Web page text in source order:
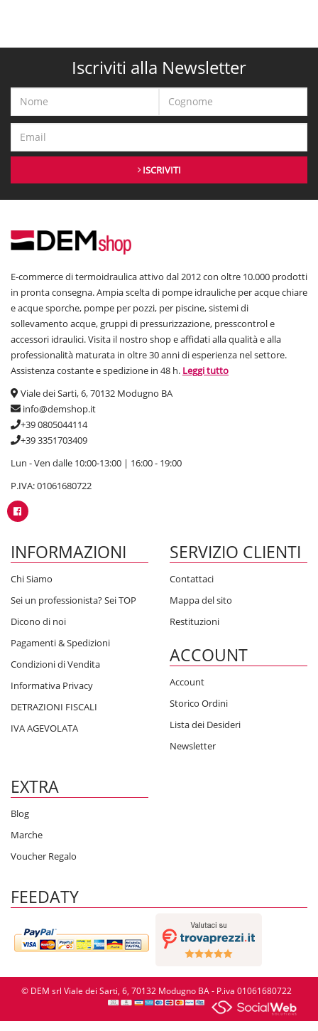
Iscriviti alla Newsletter
ISCRIVITI
E-commerce di termoidraulica attivo dal 2012 con oltre 10.000 prodotti
in pronta consegna. Ampia scelta di pompe idrauliche per acque chiare
e acque sporche, pompe per pozzi, per piscine, sistemi di
sollevamento acque, gruppi di pressurizzazione, presscontrol e
accessori idraulici. Visita il nostro shop e affidati alla qualità e alla
professionalità maturata in oltre 30 anni di esperienza nel settore.
Assistenza costante e spedizione in 48 h. Leggi tutto
Viale dei Sarti, 6, 70132 Modugno BA
info@demshop.it
+39 0805044114
+39 3351703409
Lun - Ven dalle 10:00-13:00 | 16:00 - 19:00
P.IVA: 01061680722
INFORMAZIONI
Chi Siamo
Sei un professionista? Sei TOP
Dicono di noi
Pagamenti & Spedizioni
Condizioni di Vendita
Informativa Privacy
DETRAZIONI FISCALI
IVA AGEVOLATA
SERVIZIO CLIENTI
Contattaci
Mappa del sito
Restituzioni
ACCOUNT
Account
Storico Ordini
Lista dei Desideri
Newsletter
EXTRA
Blog
Marche
Voucher Regalo
FEEDATY
© DEM srl Viale dei Sarti, 6, 70132 Modugno BA - P.iva 01061680722